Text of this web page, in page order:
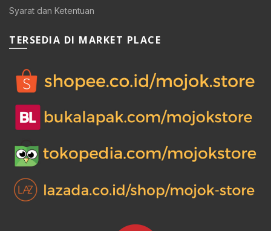
Syarat dan Ketentuan
TERSEDIA DI MARKET PLACE